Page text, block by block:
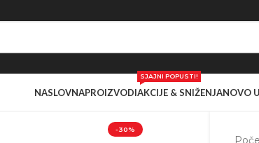
NASLOVNAPROIZVODIAKCIJE & SNIŽENJA
SJAJNI POPUSTI!
NOVO
-30%